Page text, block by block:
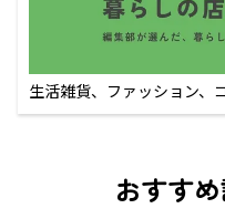
生活雑貨、ファッション
えるECサイト
おすす